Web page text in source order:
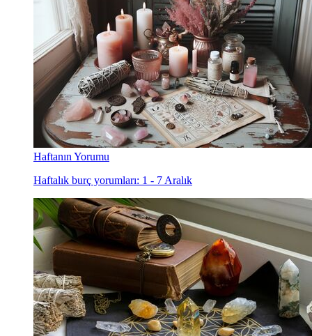
Haftanın Yorumu
Haftalık burç yorumları: 1 - 7 Aralık